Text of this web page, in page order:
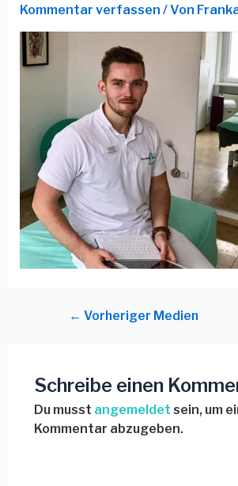
Kommentar verfassen / Von
← Vorheriger Medien
Schreibe einen
Du musst angemeldet sein, um
Kommentar abzugeben.